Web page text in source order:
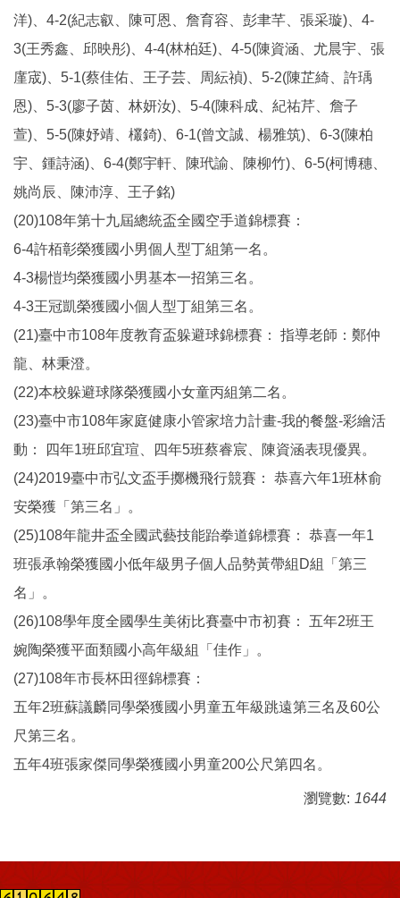
洋)、4-2(紀志叡、陳可恩、詹育容、彭聿芊、張采璇)、4-
3(王秀鑫、邱映彤)、4-4(林柏廷)、4-5(陳資涵、尤晨宇、張
廑宬)、5-1(蔡佳佑、王子芸、周紜禎)、5-2(陳芷綺、許瑀
恩)、5-3(廖子茵、林妍汝)、5-4(陳科成、紀祐芹、詹子
萱)、5-5(陳妤靖、欉錡)、6-1(曾文誠、楊雅筑)、6-3(陳柏
宇、鍾詩涵)、6-4(鄭宇軒、陳玳諭、陳柳竹)、6-5(柯博穗、
姚尚辰、陳沛淳、王子銘)
(20)108年第十九屆總統盃全國空手道錦標賽：
6-4許栢彰榮獲國小男個人型丁組第一名。
4-3楊愷均榮獲國小男基本一招第三名。
4-3王冠凱榮獲國小個人型丁組第三名。
(21)臺中市108年度教育盃躲避球錦標賽： 指導老師：鄭仲
龍、林秉澄。
(22)本校躲避球隊榮獲國小女童丙組第二名。
(23)臺中市108年家庭健康小管家培力計畫-我的餐盤-彩繪活
動： 四年1班邱宜瑄、四年5班蔡睿宸、陳資涵表現優異。
(24)2019臺中市弘文盃手擲機飛行競賽： 恭喜六年1班林俞
安榮獲「第三名」。
(25)108年龍井盃全國武藝技能跆拳道錦標賽： 恭喜一年1
班張承翰榮獲國小低年級男子個人品勢黃帶組D組「第三
名」。
(26)108學年度全國學生美術比賽臺中市初賽： 五年2班王
婉陶榮獲平面類國小高年級組「佳作」。
(27)108年市長杯田徑錦標賽：
五年2班蘇議麟同學榮獲國小男童五年級跳遠第三名及60公
尺第三名。
五年4班張家傑同學榮獲國小男童200公尺第四名。
瀏覽數: 1644